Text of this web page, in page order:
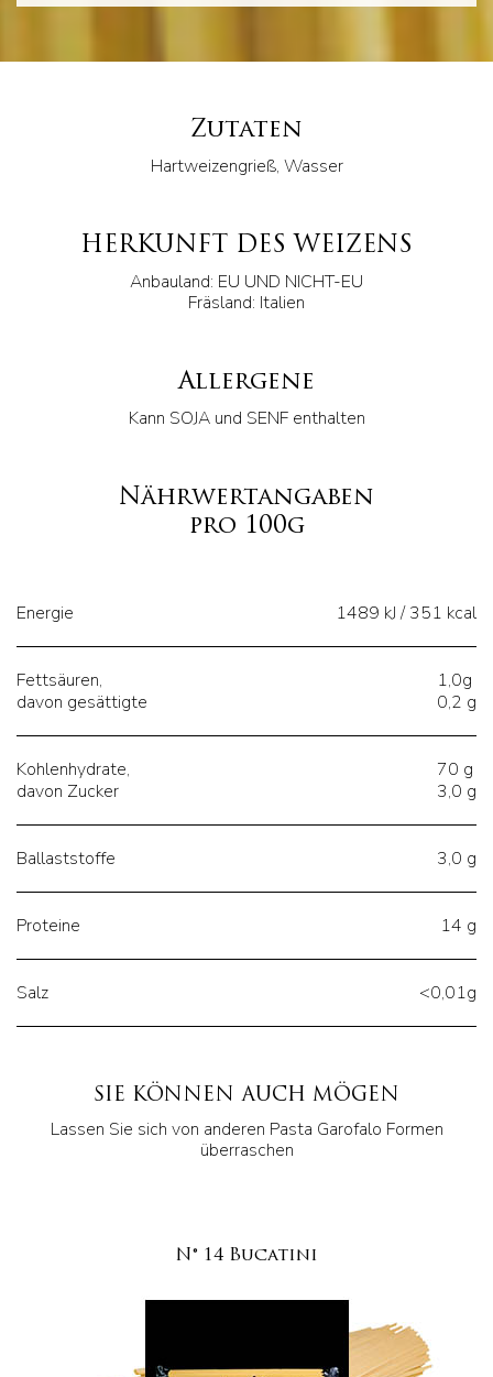
Zutaten
Hartweizengrieß, Wasser
HERKUNFT DES WEIZENS
Anbauland: EU UND NICHT-EU
Fräsland: Italien
Allergene
Kann SOJA und SENF enthalten
Nährwertangaben
pro 100g
Energie 1489 kJ / 351 kcal
Fettsäuren,
davon gesättigte
1,0g
0,2 g
Kohlenhydrate,
davon Zucker
70 g
3,0 g
Ballaststoffe 3,0 g
Proteine 14 g
Salz <0,01g
SIE KÖNNEN AUCH MÖGEN
Lassen Sie sich von anderen Pasta Garofalo Formen
überraschen
N° 14 Bucatini